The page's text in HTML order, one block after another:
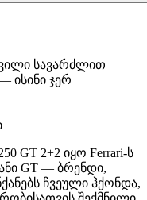
სავარძლით
ისინი ჯერ
GT 2+2 იყო Ferrari-ს
GT — ბრენდი,
ჩვეული ჰქონდა,